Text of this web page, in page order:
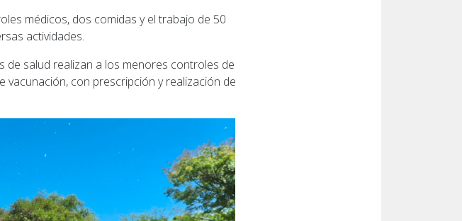
médicos, dos comidas y el trabajo de 50
actividades.
de salud realizan a los menores controles de
vacunación, con prescripción y realización de